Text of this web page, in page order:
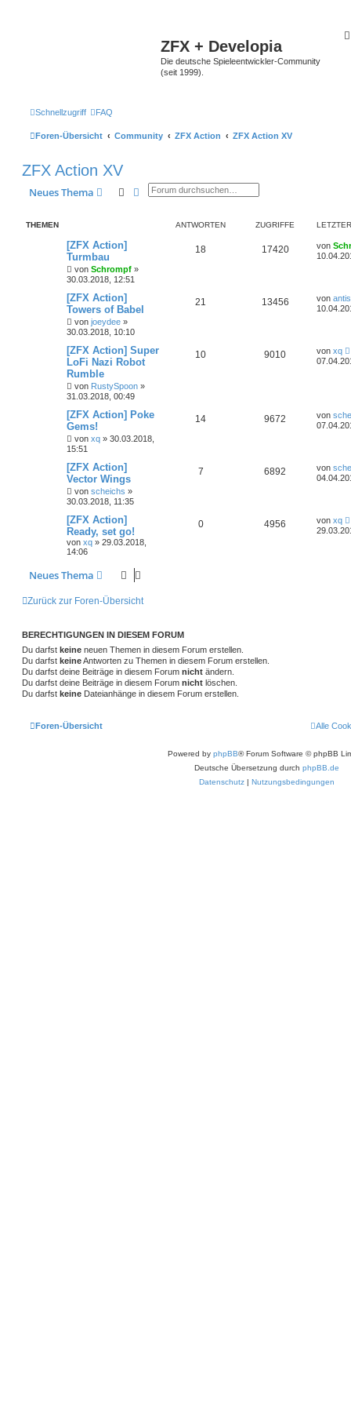
ZFX + Developia
Die deutsche Spieleentwickler-Community
(seit 1999).
Schnellzugriff FAQ
Foren-Übersicht Community ZFX Action ZFX Action XV
ZFX Action XV
Neues Thema SucheErweiterte Suche
THEMEN ANTWORTEN ZUGRIFFE
[ZFX Action]
Turmbau
von Schrompf »
30.03.2018, 12:51
18 17420 von
[ZFX Action]
Towers of Babel
von joeydee »
30.03.2018, 10:10
21 13456 von
[ZFX Action] Super
LoFi Nazi Robot
Rumble
von RustySpoon »
31.03.2018, 00:49
10 9010 von xq
[ZFX Action] Poke
Gems!
von xq » 30.03.2018,
15:51
14 9672 von
[ZFX Action]
Vector Wings
von scheichs »
30.03.2018, 11:35
7 6892 von
[ZFX Action]
Ready, set go!
von xq » 29.03.2018,
14:06
0 4956 von xq
Neues Thema
Zurück zur Foren-Übersicht
BERECHTIGUNGEN IN DIESEM FORUM
Du darfst keine neuen Themen in diesem Forum erstellen.
Du darfst keineAntworten zu Themen in diesem Forum erstellen.
Du darfst deine Beiträge in diesem Forum nicht ändern.
Du darfst deine Beiträge in diesem Forum nicht löschen.
Du darfst keine Dateianhänge in diesem Forum erstellen.
Foren-Übersicht Alle
Powered by phpBB® Forum Software © phpBB
Deutsche Übersetzung durch phpBB.de
Datenschutz | Nutzungsbedingungen